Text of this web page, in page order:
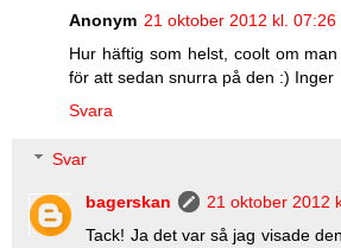
Anonym 21 oktober 2012 kl. 07:26
Hur häftig som helst, coolt om
för att sedan snurra på den :) Inger
Svara
Svar
bagerskan
21 oktober 2012
Tack! Ja det var så jag visade